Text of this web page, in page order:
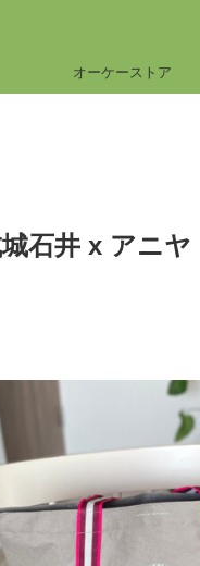
オーケーストア
石井 x アニ